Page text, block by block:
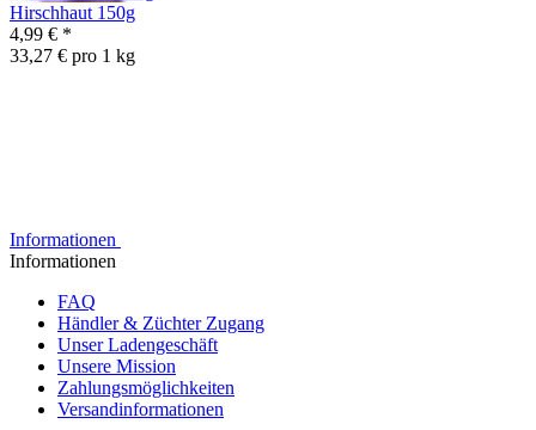
Hirschhaut 150g
4,99 € *
33,27 € pro 1 kg
Informationen
Informationen
FAQ
Händler & Züchter Zugang
Unser Ladengeschäft
Unsere Mission
Zahlungsmöglichkeiten
Versandinformationen